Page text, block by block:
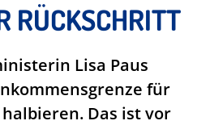
RÜCKSCHRITT
Lisa Paus
für
Das ist vor